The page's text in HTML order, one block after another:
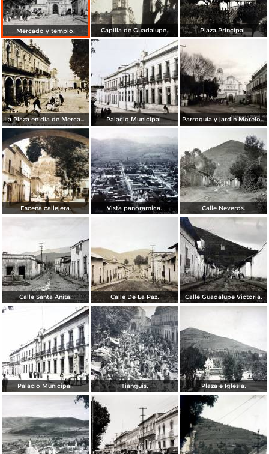
Mercado y templo. Capilla de Guadalupe. Plaza Principal.
La Plaza en dia de Mercado en Tenancingo Edo de Mexico fechada en 1929 Palacio Municipal. Parroquia y jardin Morelos.
Escena callejera. Vista panoramica. Calle Neveros.
Calle Santa Anita. Calle De La Paz. Calle Guadalupe Victoria.
Palacio Municipal. Tianguis. Plaza e Iglesia.